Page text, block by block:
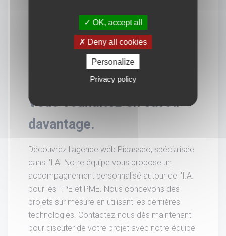
Vous souhaitez en savoir
davantage.
Découvrez l'agence web Picasseo, spécialisée
dans l'I.A. Notre équipe vous propose un
accompagnement personnalisé autour de l'I.A.
pour les TPE et PME. Nous concevons des
projets sur mesure en utilisant les dernières
technologies. Contactez-nous dès maintenant
pour discuter de votre projet avec notre équipe
OK, accept all
Deny all cookies
Personalize
Privacy policy